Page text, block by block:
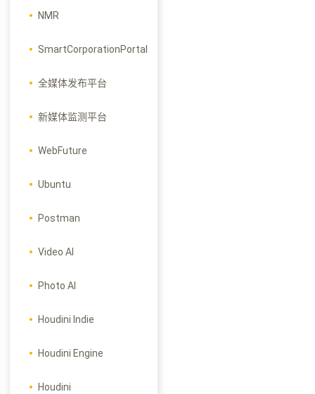
NMR
SmartCorporationPortal
全媒体发布平台
新媒体监测平台
WebFuture
Ubuntu
Postman
Video AI
Photo AI
Houdini Indie
Houdini Engine
Houdini